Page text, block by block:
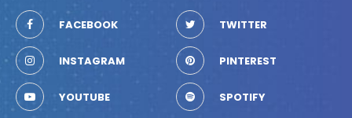
FACEBOOK TWITTER
INSTAGRAM PINTEREST
YOUTUBE SPOTIFY